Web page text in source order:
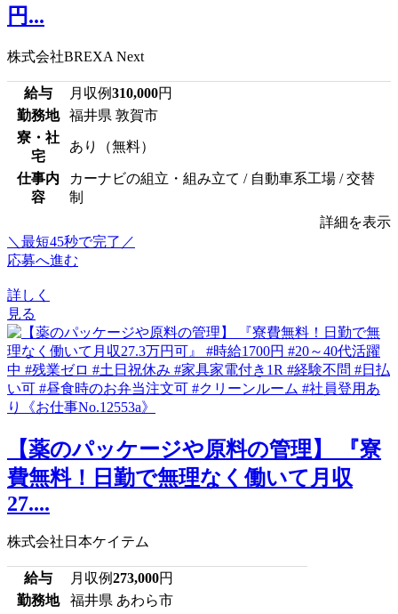
円...
株式会社BREXA Next
給与 月収例310,000円
勤務地
福井県 敦賀市
寮・社
宅
あり（無料）
仕事内
容
カーナビの組立・組み立て / 自動車系工場 / 交替
制
詳細を表示
＼最短45秒で完了／
応募へ進む
詳しく
見る
【薬のパッケージや原料の管理】 『寮
費無料！日勤で無理なく働いて月収
27....
株式会社日本ケイテム
給与 月収例273,000円
勤務地
福井県 あわら市